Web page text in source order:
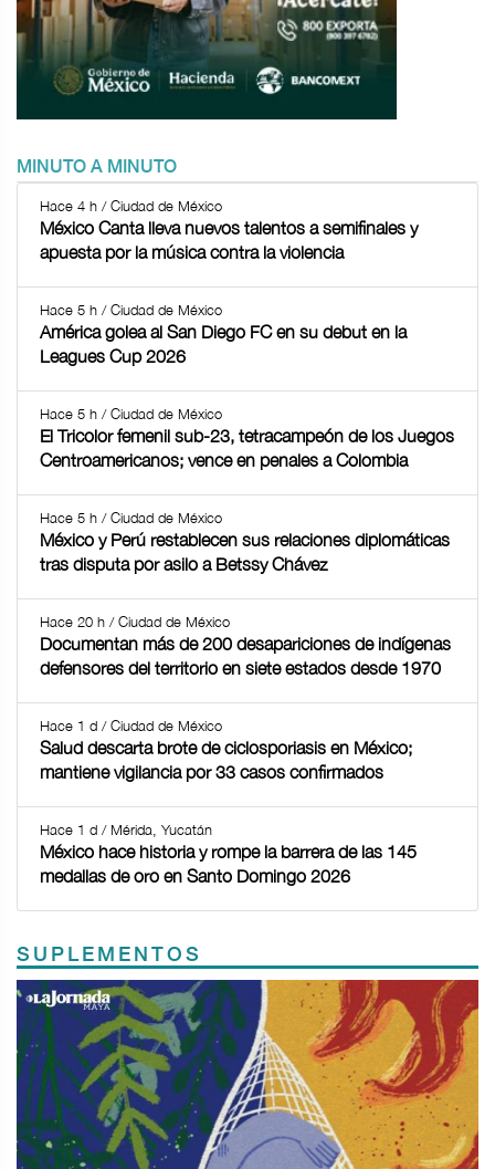
MINUTO A MINUTO
Hace 4 h / Ciudad de México
México Canta lleva nuevos talentos a semifinales y
apuesta por la música contra la violencia
Hace 5 h / Ciudad de México
América golea al San Diego FC en su debut en la
Leagues Cup 2026
Hace 5 h / Ciudad de México
El Tricolor femenil sub-23, tetracampeón de los Juegos
Centroamericanos; vence en penales a Colombia
Hace 5 h / Ciudad de México
México y Perú restablecen sus relaciones diplomáticas
tras disputa por asilo a Betssy Chávez
Hace 20 h / Ciudad de México
Documentan más de 200 desapariciones de indígenas
defensores del territorio en siete estados desde 1970
Hace 1 d / Ciudad de México
Salud descarta brote de ciclosporiasis en México;
mantiene vigilancia por 33 casos confirmados
Hace 1 d / Mérida, Yucatán
México hace historia y rompe la barrera de las 145
medallas de oro en Santo Domingo 2026
SUPLEMENTOS